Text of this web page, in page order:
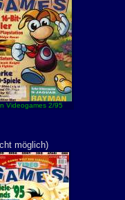
Videogames 2/95
möglich)